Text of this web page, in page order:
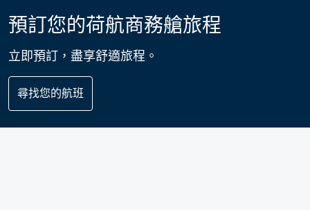
預訂您的荷航商務艙旅程
立即預訂，盡享舒適旅程。
尋找您的航班